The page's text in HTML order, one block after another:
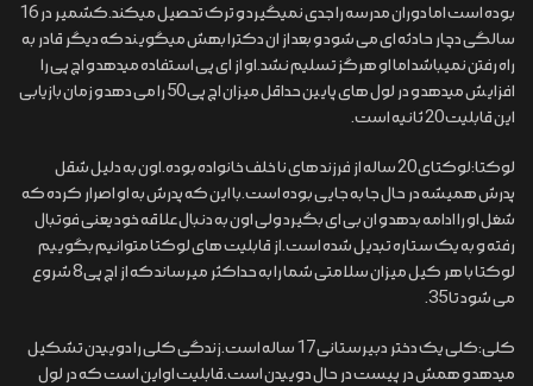
بوده است اما دوران مدرسه را جدی نمیگیرد و ترک تحصیل میکند.کشمیر در 16
سالگی دچار حادثه ای می شود و بعد از ان دکترا بهش میگویند که دیگر قادر به
راه رفتن نمیباشد اما او هرگز تسلیم نشد.او از ای پی استفاده میدهد و اچ پی را
افزایش میدهد و در لول های پایین حداقل میزان اچ پی 50 را می دهد و زمان بازیابی
این قابلیت 20 ثانیه است.
لوکتا:لوکتای 20 ساله از فرزند های نا خلف خانواده بوده.اون به دلیل شقل
پدرش همیشه در حال جا به جایی بوده است.با این که پدرش به او اصرار کرده که
شغل او را ادامه بدهد و ان بی ای بگیرد ولی اون به دنبال علاقه خود یعنی فوتبال
رفته و به یک ستاره تبدیل شده است.از قابلیت های لوکتا متوانیم بگوییم
لوکتا با هر کیل میزان سلامتی شما را به حداکثر میرساند که از اچ پی 8 شروع
می شود تا 35.
کلی:کلی یک دختر دبیرستانی 17 ساله است.زندگی کلی را دوییدن تشکیل
میدهد و همش در پیست در حال دوییدن است.قابلیت اواین است که در لول